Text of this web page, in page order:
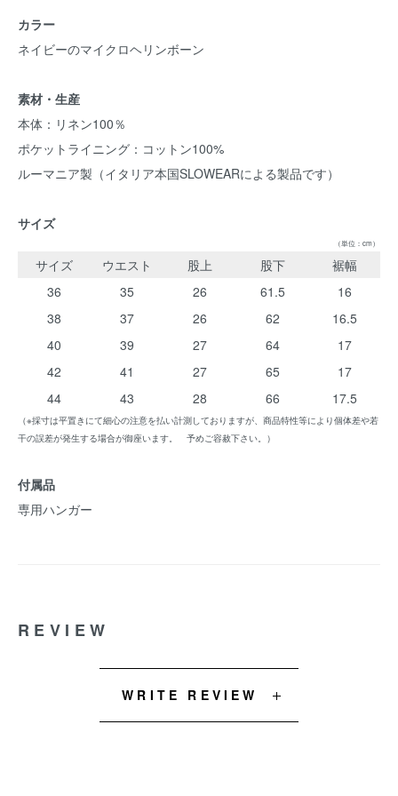
カラー
ネイビーのマイクロヘリンボーン
素材・生産
本体：リネン100％
ポケットライニング：コットン100%
ルーマニア製（イタリア本国SLOWEARによる製品です）
サイズ
（単位：cm）
サイズ ウエスト 股上 股下
裾幅
36
35 26 61.5
16
38
37 26 62
16.5
40
39 27 64
17
42
41 27 65
17
44
43 28 66 17.5
（※採寸は平置きにて細心の注意を払い計測しておりますが、商品特性等により個体差や若
干の誤差が発生する場合が御座います。 予めご容赦下さい。）
付属品
専用ハンガー
REVIEW
WRITE REVIEW